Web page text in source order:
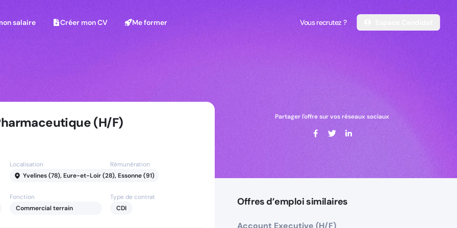
salaire Créer mon CV Me former Vous recrutez ?
salaire Créer mon CV Me former Vous recrutez ?
(H/F)
Localisation
Yvelines (78), Eure-et-Loir (28), Essonne (91)
Rémunération
30-65k
Fonction
Commercial terrain
Type de contrat
CDI
Partager l'offre sur vos réseaux sociaux
Offres d’emploi similaires
Account Executive (H/F)